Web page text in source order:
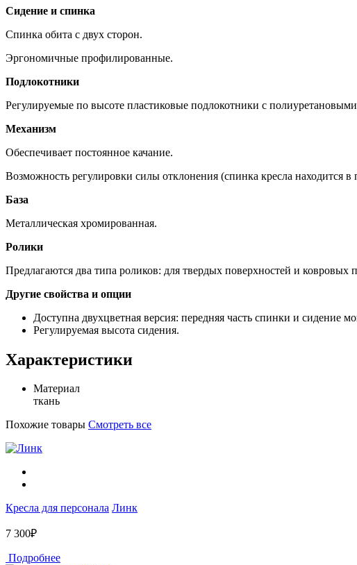
Сидение и спинка
Спинка обита с двух сторон.
Эргономичные профилированные.
Подлокотники
Регулируемые по высоте пластиковые подлокотники с
Механизм
Обеспечивает постоянное качание.
Возможность регулировки силы отклонения (спинка кресла находится
База
Металлическая хромированная.
Ролики
Предлагаются два типа роликов: для твердых поверхностей и ковровых
Другие свойства и опции
Доступна двухцветная версия: передняя часть спинки и сидение
Регулируемая высота сидения.
Характеристики
Материал
ткань
Похожие товары Смотреть все
Кресла для персонала Линк
7 300₽
Подробнее